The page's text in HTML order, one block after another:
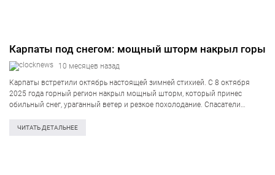
Карпаты под снегом: мощный шторм накрыл горы
10 месяцев назад
Карпаты встретили октябрь настоящей зимней стихией. С 8 октября
2025 года горный регион накрыл мощный шторм, который принес
обильный снег, ураганный ветер и резкое похолодание. Спасатели
электропередач. В Карпатах…
ЧИТАТЬ ДЕТАЛЬНЕЕ